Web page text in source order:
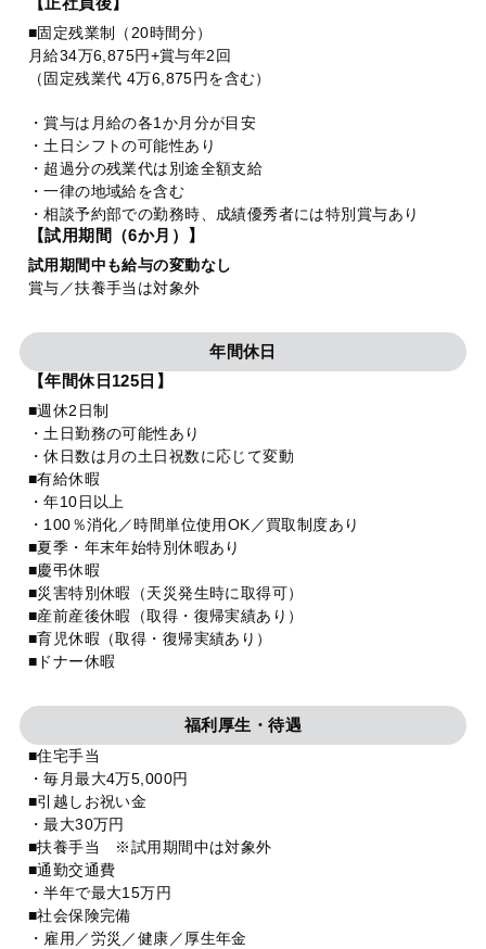
■固定残業制（20時間分）
月給34万6,875円+賞与年2回
（固定残業代 4万6,875円を含む）
・賞与は月給の各1か月分が目安
・土日シフトの可能性あり
・超過分の残業代は別途全額支給
・一律の地域給を含む
・相談予約部での勤務時、成績優秀者には特別賞与あり
【試用期間（6か月）】
試用期間中も給与の変動なし
賞与／扶養手当は対象外
年間休日
【年間休日125日】
■週休2日制
・土日勤務の可能性あり
・休日数は月の土日祝数に応じて変動
■有給休暇
・年10日以上
・100％消化／時間単位使用OK／買取制度あり
■夏季・年末年始特別休暇あり
■慶弔休暇
■災害特別休暇（天災発生時に取得可）
■産前産後休暇（取得・復帰実績あり）
■育児休暇（取得・復帰実績あり）
■ドナー休暇
福利厚生・待遇
■住宅手当
・毎月最大4万5,000円
■引越しお祝い金
・最大30万円
■扶養手当 ※試用期間中は対象外
■通勤交通費
・半年で最大15万円
■社会保険完備
・雇用／労災／健康／厚生年金